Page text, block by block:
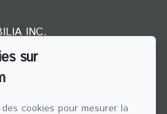
INC.
sur
cookies pour mesurer la